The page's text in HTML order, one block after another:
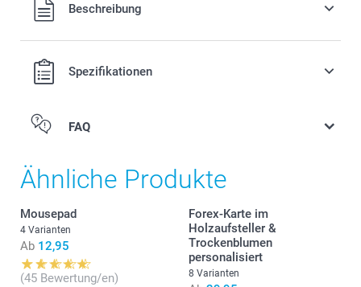
Versandkosten.Beschreibung
Spezifikationen
FAQ
Ähnliche Produkte
Mousepad
4 Varianten
Ab 12,95
(45 Bewertung/en)
Forex-Karte im
Holzaufsteller &
Trockenblumen
personalisiert
8 Varianten